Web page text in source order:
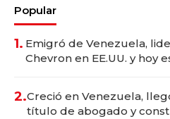
Popular
1. Emigró de Venezuela,
Chevron en EE.UU. y hoy
2.Creció en Venezuela,
título de abogado y